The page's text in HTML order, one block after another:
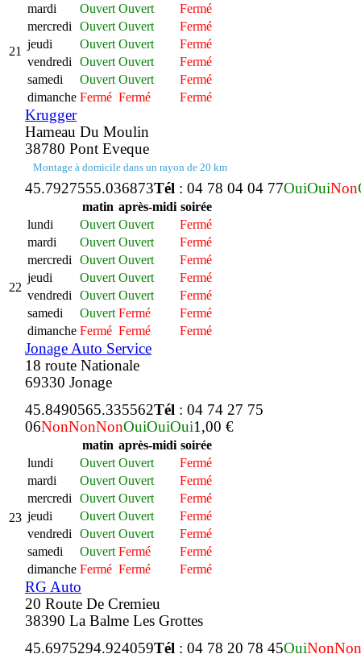
21
mardi
Ouvert Ouvert
Fermé
mercredi
Ouvert Ouvert
Fermé
jeudi
Ouvert Ouvert
Fermé
vendredi
Ouvert Ouvert
Fermé
samedi
Ouvert Ouvert
Fermé
dimanche Fermé Fermé Fermé
Krugger
Hameau Du Moulin
38780 Pont Eveque
Montage à domicile dans un rayon de 20 km
22
45.7927555.036873Tél : 04 78 04 04 77OuiOuiNon
matin après-midi soirée
lundi
Ouvert Ouvert
Fermé
mardi
Ouvert Ouvert
Fermé
mercredi
Ouvert Ouvert
Fermé
jeudi
Ouvert Ouvert
Fermé
vendredi
Ouvert Ouvert
Fermé
samedi
Ouvert Fermé
Fermé
dimanche Fermé Fermé Fermé
Jonage Auto Service
18 route Nationale
69330 Jonage
23
45.8490565.335562Tél : 04 74 27 75
06NonNonNonOuiOuiOui1,00 €
matin après-midi soirée
lundi
Ouvert Ouvert
Fermé
mardi
Ouvert Ouvert
Fermé
mercredi
Ouvert Ouvert
Fermé
jeudi
Ouvert Ouvert
Fermé
vendredi
Ouvert Ouvert
Fermé
samedi
Ouvert Fermé
Fermé
dimanche Fermé Fermé Fermé
RG Auto
20 Route De Cremieu
38390 La Balme Les Grottes
45.6975294.924059Tél : 04 78 20 78 45OuiNonNon